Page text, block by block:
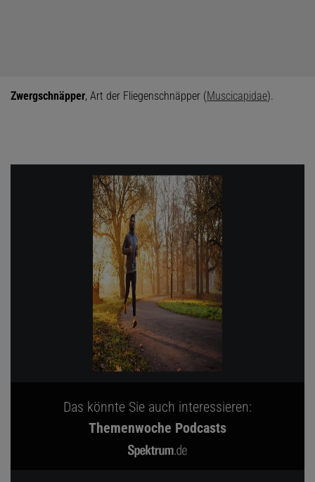
Zwergschnäpper, Art der Fliegenschnäpper (Muscicapidae).
Das könnte Sie auch interessieren:
Themenwoche Podcasts